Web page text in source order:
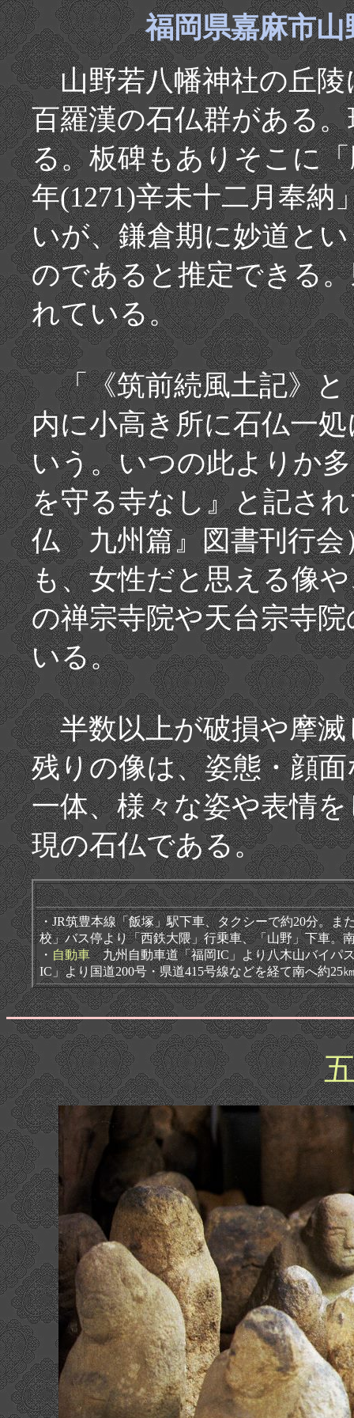
福岡県嘉麻市
山野若八幡神社の丘陵
百羅漢の石仏群がある
る。板碑もありそこに
年(1271)辛未十二月奉
いが、鎌倉期に妙道と
のであると推定できる
れている。
「《筑前続風土記》と
内に小高き所に石仏一
いう。いつの此よりか
を守る寺なし』と記さ
仏 九州篇』図書刊行会
も、女性だと思える像
の禅宗寺院や天台宗寺
いる。
半数以上が破損や摩滅
残りの像は、姿態・顔
一体、様々な姿や表情
現の石仏である。
・JR筑豊本線「飯塚」駅下車、タクシーで約20分。
校」バス停より「西鉄大隈」行乗車、「山野」下車。
・ 自動車九州自動車道「福岡IC」より八木山バイパ
IC」より国道200号・県道415号線などを経て南へ約25